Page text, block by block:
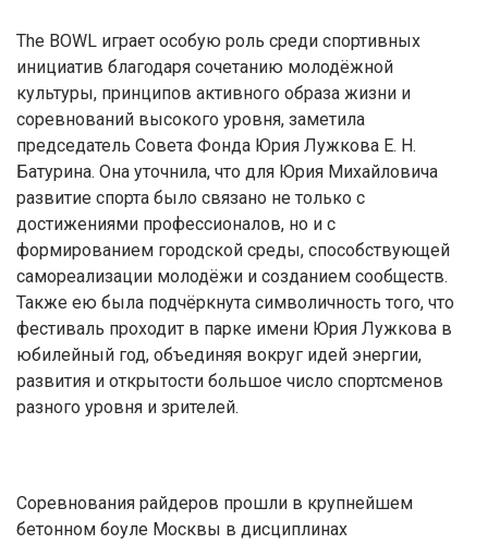
The BOWL играет особую роль среди спортивных
инициатив благодаря сочетанию молодёжной
культуры, принципов активного образа жизни и
соревнований высокого уровня, заметила
председатель Совета Фонда Юрия Лужкова Е. Н.
Батурина. Она уточнила, что для Юрия Михайловича
развитие спорта было связано не только с
достижениями профессионалов, но и с
формированием городской среды, способствующей
самореализации молодёжи и созданием сообществ.
Также ею была подчёркнута символичность того, что
фестиваль проходит в парке имени Юрия Лужкова в
юбилейный год, объединяя вокруг идей энергии,
развития и открытости большое число спортсменов
разного уровня и зрителей.
Соревнования райдеров прошли в крупнейшем
бетонном боуле Москвы в дисциплинах